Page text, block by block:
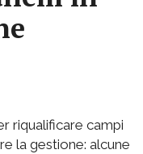
riqualificare campi
la gestione: alcune